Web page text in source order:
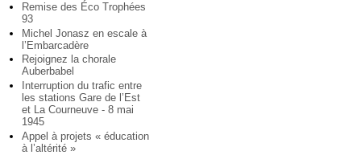
Remise des Éco Trophées
93
Michel Jonasz en escale à
l’Embarcadère
Rejoignez la chorale
Auberbabel
Interruption du trafic entre
les stations Gare de l’Est
et La Courneuve - 8 mai
1945
Appel à projets « éducation
à l’altérité »